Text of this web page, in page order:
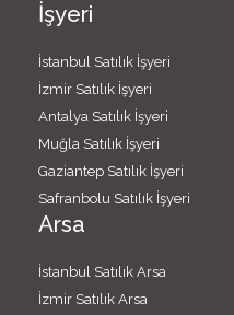
İşyeri
İstanbul Satılık İşyeri
İzmir Satılık İşyeri
Antalya Satılık İşyeri
Muğla Satılık İşyeri
Gaziantep Satılık İşyeri
Safranbolu Satılık İşyeri
Arsa
İstanbul Satılık Arsa
İzmir Satılık Arsa